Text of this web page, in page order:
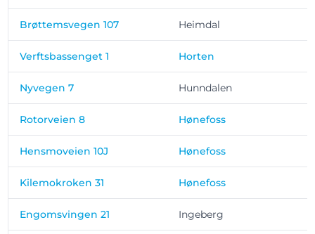
Brøttemsvegen 107 Heimdal
Verftsbassenget 1 Horten
Nyvegen 7 Hunndalen
Rotorveien 8 Hønefoss
Hensmoveien 10J Hønefoss
Kilemokroken 31 Hønefoss
Engomsvingen 21 Ingeberg